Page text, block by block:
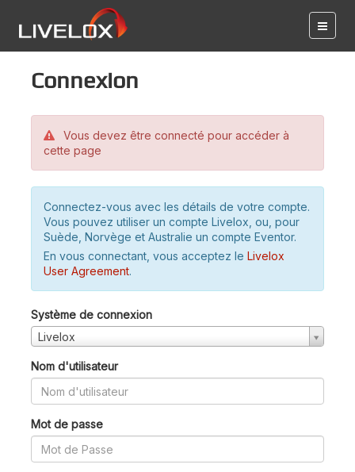
Connexion
Vous devez être connecté pour accéder à
cette page
Connectez-vous avec les détails de votre compte.
Vous pouvez utiliser un compte Livelox, ou, pour
Suède, Norvège et Australie un compte Eventor.
En vous connectant, vous acceptez le Livelox
User Agreement.
Système de connexion
Livelox
Nom d'utilisateur
Mot de passe